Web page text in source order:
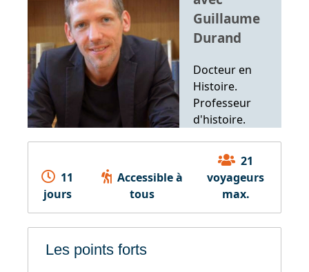
Guillaume
Durand
Docteur en
Histoire.
Professeur
d'histoire.
associé de
l'Institut
américain
universitaire
11
jours
Accessible à
tous
21
voyageurs
max.
Les points forts